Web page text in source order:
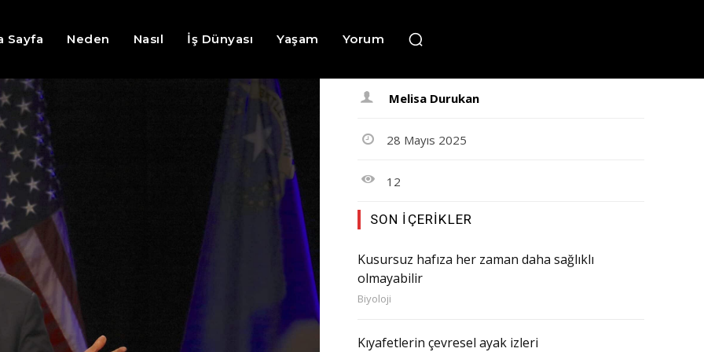
Sayfa Neden Nasıl İş Dünyası Yaşam Yorum
Melisa Durukan
28 Mayıs 2025
12
SON İÇERIKLER
Kusursuz hafıza her zaman daha sağlıklı
olmayabilir
Biyoloji
Kıyafetlerin çevresel ayak izleri